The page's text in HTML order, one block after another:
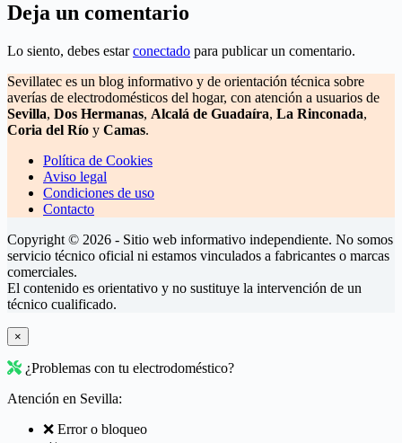
Deja un comentario
Lo siento, debes estarconectado para publicar un comentario.
Sevillatec es un blog informativo y de orientación técnica sobre
averías de electrodomésticos del hogar, con atención a usuarios de
Sevilla, Dos Hermanas, Alcalá de Guadaíra, La Rinconada,
Coria del Río y Camas.
Política de Cookies
Aviso legal
Condiciones de uso
Contacto
Copyright © 2026 - Sitio web informativo independiente. No somos
servicio técnico oficial ni estamos vinculados a fabricantes o marcas
comerciales.
El contenido es orientativo y no sustituye la intervención de un
técnico cualificado.
×
¿Problemas con tu electrodoméstico?
Atención en Sevilla:
❌ Error o bloqueo